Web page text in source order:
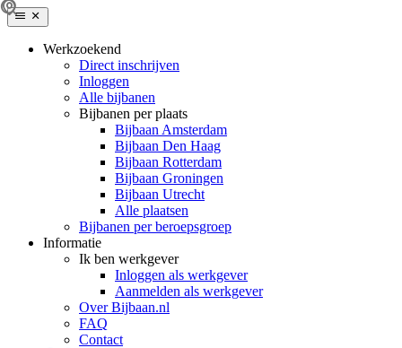
Werkzoekend
Direct inschrijven
Inloggen
Alle bijbanen
Bijbanen per plaats
Bijbaan Amsterdam
Bijbaan Den Haag
Bijbaan Rotterdam
Bijbaan Groningen
Bijbaan Utrecht
Alle plaatsen
Bijbanen per beroepsgroep
Informatie
Ik ben werkgever
Inloggen als werkgever
Aanmelden als werkgever
Over Bijbaan.nl
FAQ
Contact